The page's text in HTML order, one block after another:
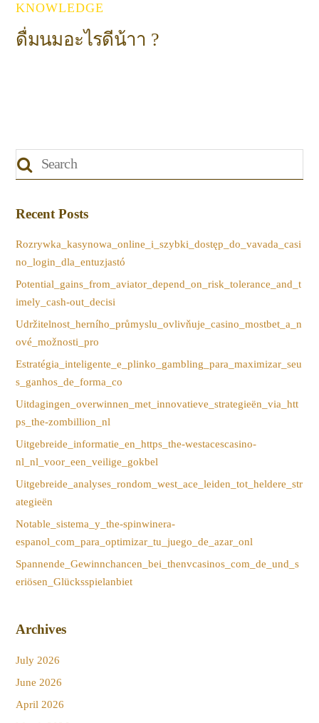
KNOWLEDGE
ดื่มนมอะไรดีน้าา ?
Recent Posts
Rozrywka_kasynowa_online_i_szybki_dostęp_do_vavada_casi
no_login_dla_entuzjastó
Potential_gains_from_aviator_depend_on_risk_tolerance_and_t
imely_cash-out_decisi
Udržitelnost_herního_průmyslu_ovlivňuje_casino_mostbet_a_n
ové_možnosti_pro
Estratégia_inteligente_e_plinko_gambling_para_maximizar_seu
s_ganhos_de_forma_co
Uitdagingen_overwinnen_met_innovatieve_strategieën_via_htt
ps_the-zombillion_nl
Uitgebreide_informatie_en_https_the-westacescasino-
nl_nl_voor_een_veilige_gokbel
Uitgebreide_analyses_rondom_west_ace_leiden_tot_heldere_str
ategieën
Notable_sistema_y_the-spinwinera-
espanol_com_para_optimizar_tu_juego_de_azar_onl
Spannende_Gewinnchancen_bei_thenvcasinos_com_de_und_s
eriösen_Glücksspielanbiet
Archives
July 2026
June 2026
April 2026